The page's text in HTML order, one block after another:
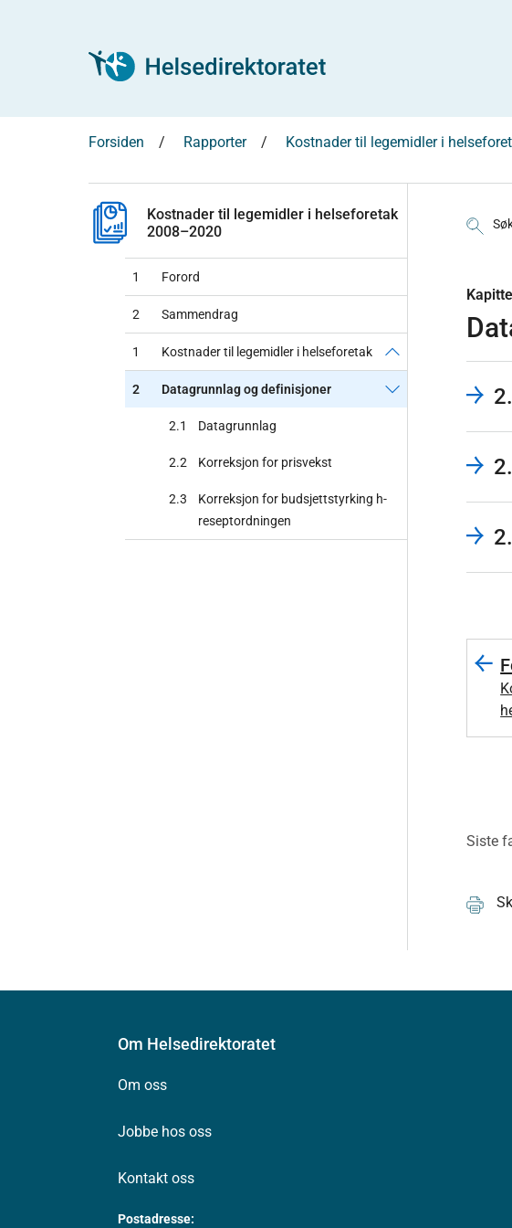
Forsiden Rapporter Kostnader til legemidler i
Kostnader til legemidler i helseforetak
2008–2020
1 Forord
2 Sammendrag
1 Kostnader til legemidler i helseforetak
2 Datagrunnlag og definisjoner
2.1 Datagrunnlag
2.2 Korreksjon for prisvekst
2.3
Korreksjon for budsjettstyrking h-
reseptordningen
Siste
Om Helsedirektoratet
Om oss
Jobbe hos oss
Kontakt oss
Postadresse: